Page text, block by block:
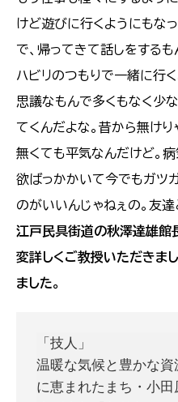
けど遊びに行くようにもな
で、帰ってきて話しをする
ハビリのつもりで一緒に行
思議なもんで多くもなく少
てくんだよな。昔から無けり
無くても平気なんだけど。病
欲ばっかかいて今でもガツ
のがいいんじゃねぇの。友
江戸民具街道の秋澤達雄館
変詳しくご教授いただきま
ました。
「技人」
温暖な気候と豊かな
に恵まれたまち・小